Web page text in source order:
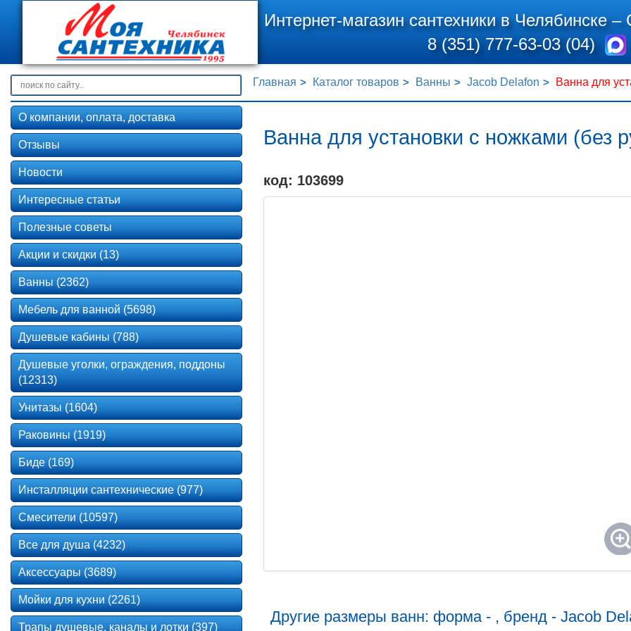
Интернет-магазин сантехники в Челябинске –
8 (351) 777-63-03 (04)
Главная Каталог товаров Ванны Jacob Delafon Ванна для
Ванна для установки с ножками (без
код: 103699
Другие размеры ванн: форма - , бренд - Jacob
О компании, оплата, доставка
Отзывы
Новости
Интересные статьи
Полезные советы
Акции и скидки (13)
Ванны (2362)
Мебель для ванной (5698)
Душевые кабины (788)
Душевые уголки, ограждения, поддоны
(12313)
Унитазы (1604)
Раковины (1919)
Биде (169)
Инсталляции сантехнические (977)
Смесители (10597)
Все для душа (4232)
Аксессуары (3689)
Мойки для кухни (2261)
Трапы душевые, каналы и лотки (397)